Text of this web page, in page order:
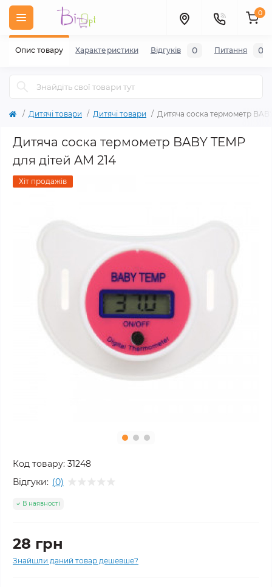
0
Дитячі товари Дитячі товари Дитяча соска термометр
Дитяча соска термометр BABY TEMP
для дітей AM 214
Хіт продажів
Код товару: 31248
Відгуки: (0)
В наявності
28 грн
Знайшли даний товар дешевше?
Опис товару Характеристики Відгуків 0 Питання 0